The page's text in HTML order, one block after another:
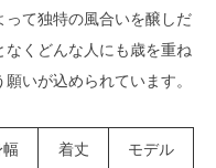
て独特の風合いを醸しだ
なくどんな人にも歳を重ね
いが込められています。
幅 着丈 モデル